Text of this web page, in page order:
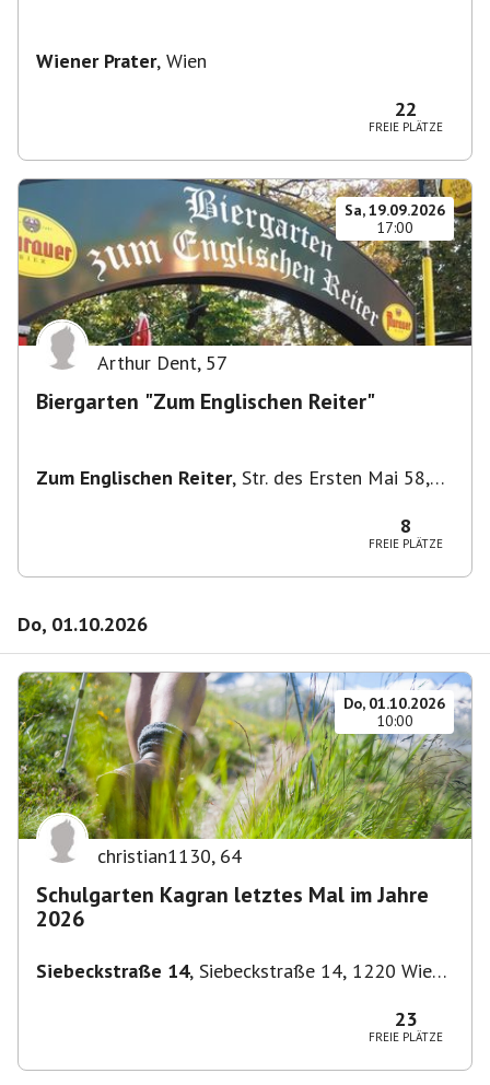
Wiener Prater, Wien
22
FREIE PLÄTZE
Sa, 19.09.2026
17:00
Arthur Dent, 57
Biergarten "Zum Englischen Reiter"
Zum Englischen Reiter, Str. des Ersten Mai 58,
8
FREIE PLÄTZE
Do, 01.10.2026
Do, 01.10.2026
10:00
christian1130, 64
Schulgarten Kagran letztes Mal im Jahre
2026
Siebeckstraße 14, Siebeckstraße 14, 1220 Wien,
23
FREIE PLÄTZE